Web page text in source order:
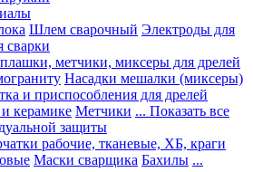
Шлем сварочный Электроды для
сварки
метчики, миксеры для дрелей
Насадки мешалки (миксеры)
и приспособления для дрелей
керамике Метчики ... Показать все
защиты
рабочие, тканевые, ХБ, краги
Маски сварщика Бахилы ...